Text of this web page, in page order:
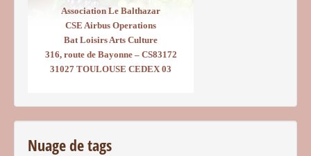
Association Le Balthazar
CSE Airbus Operations
Bat Loisirs Arts Culture
316, route de Bayonne – CS83172
31027 TOULOUSE CEDEX 03
Nuage de tags